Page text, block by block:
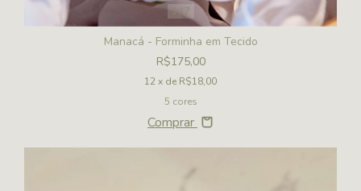
1/ 7
Manacá - Forminha em Tecido
R$175,00
12x de R$18,00
5 cores
Comprar